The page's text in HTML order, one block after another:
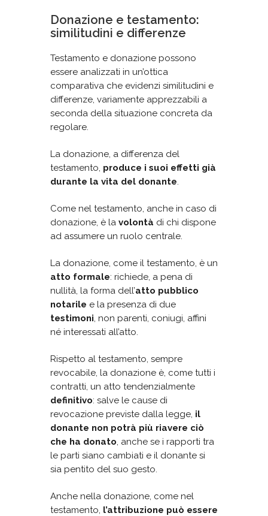
Donazione e testamento:
similitudini e differenze
Testamento e donazione possono
essere analizzati in un’ottica
comparativa che evidenzi similitudini e
differenze, variamente apprezzabili a
seconda della situazione concreta da
regolare.
La donazione, a differenza del
testamento, produce i suoi effetti già
durante la vita del donante.
Come nel testamento, anche in caso di
donazione, è la volontà di chi dispone
ad assumere un ruolo centrale.
La donazione, come il testamento, è un
atto formale: richiede, a pena di
nullità, la forma dell’atto pubblico
notarile e la presenza di due
testimoni, non parenti, coniugi, affini
né interessati all’atto.
Rispetto al testamento, sempre
revocabile, la donazione è, come tutti i
contratti, un atto tendenzialmente
definitivo: salve le cause di
revocazione previste dalla legge, il
donante non potrà più riavere ciò
che ha donato, anche se i rapporti tra
le parti siano cambiati e il donante si
sia pentito del suo gesto.
Anche nella donazione, come nel
testamento, l’attribuzione può essere